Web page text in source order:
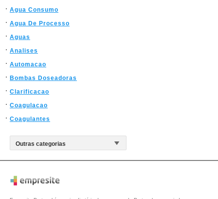
Agua Consumo
Agua De Processo
Aguas
Analises
Automacao
Bombas Doseadoras
Clarificacao
Coagulacao
Coagulantes